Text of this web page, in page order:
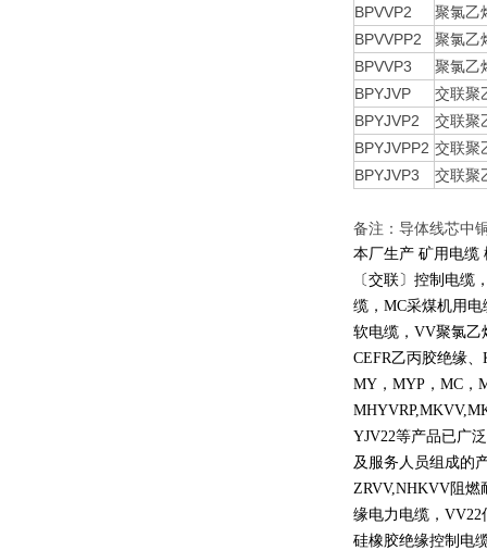
BPVVP2
聚氯乙
BPVVPP2
聚氯乙
BPVVP3
聚氯乙
BPYJVP
交联聚
BPYJVP2
交联聚
BPYJVPP2 交联聚
BPYJVP3
交联聚
备注：导体线芯中
本厂生产 矿用电缆
〔交联〕控制电缆
缆， MC采煤机用电
软电缆， VV聚氯乙
CEFR乙丙胶绝缘、
MY ， MYP ， MC ，
YJV22等产品已广
及服务人员组成的
ZRVV,NHKVV阻燃
缘电力电缆， VV22
硅橡胶绝缘控制电